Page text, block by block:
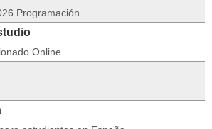
Programación
Online